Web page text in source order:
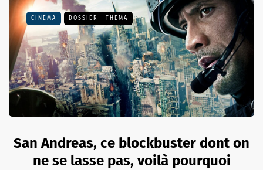
CINÉMA DOSSIER - THEMA
San Andreas, ce blockbuster dont on
ne se lasse pas, voilà pourquoi